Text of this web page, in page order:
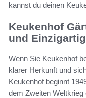
kannst du deinen
Keukenhof
und
Wenn Sie Keukenhof
klarer Herkunft und
Keukenhof beginnt
dem Zweiten